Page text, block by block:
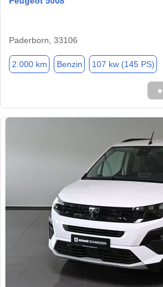
Paderborn, 33106
2.000 km Benzin 107 kw (145 PS)
★